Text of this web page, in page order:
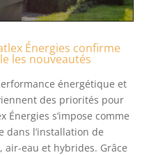
Énergies confirme
les nouveautés
énergétique et
des priorités pour
Énergies s’impose comme
l’installation de
eau et hybrides. Grâce